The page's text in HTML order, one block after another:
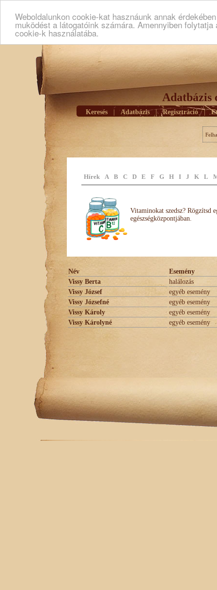
Weboldalunkon cookie-kat hasznáunk annak
muködést a látogatóink számára. Amennyiben
cookie-k használatába.
Adatbázis
Keresés Adatbázis | Regisztráció |
Hírek A B C D E F G H I J K L
Vitaminokat szedsz? Rögzítsd
egészségközpontjában.
Név
Esemény
Vissy Berta
halálozás
Vissy József
egyéb esemény
Vissy Józsefné
egyéb esemény
Vissy Károly
egyéb esemény
Vissy Károlyné
egyéb esemény